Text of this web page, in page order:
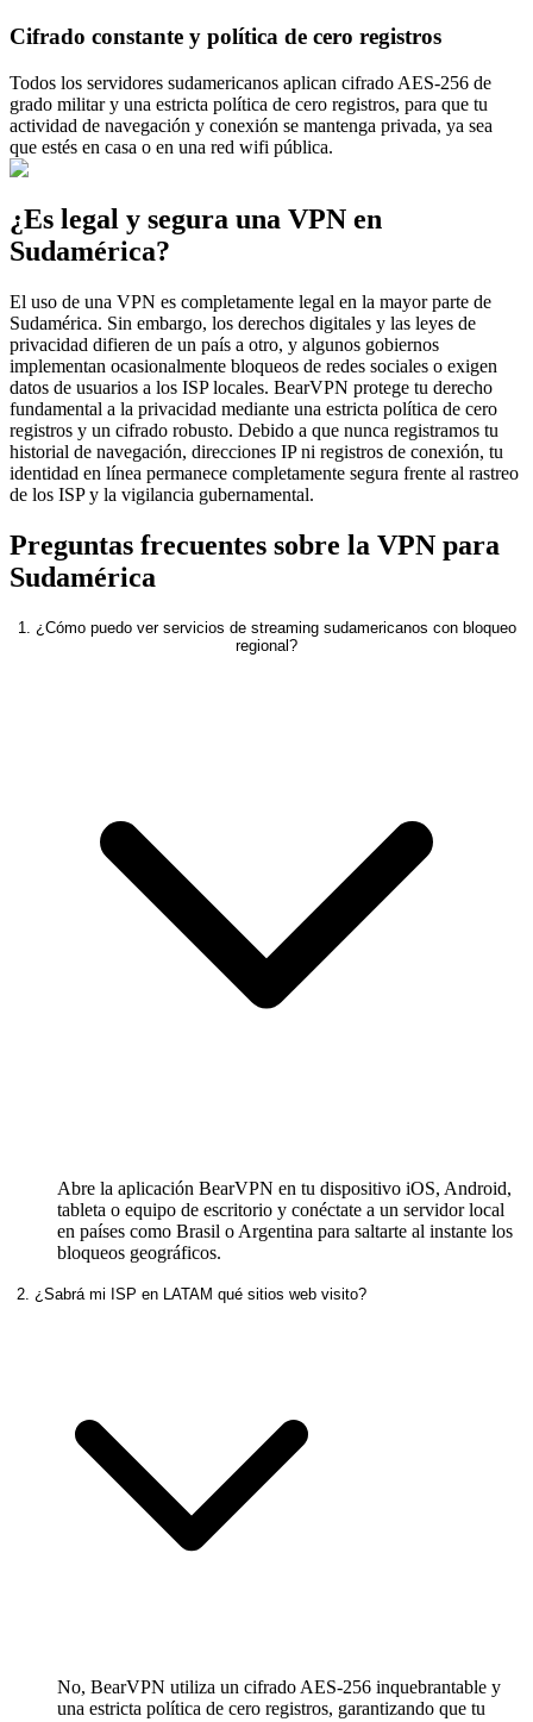
Cifrado constante y política de cero registros
Todos los servidores sudamericanos aplican cifrado AES-256 de
grado militar y una estricta política de cero registros, para que tu
actividad de navegación y conexión se mantenga privada, ya sea
que estés en casa o en una red wifi pública.
¿Es legal y segura una VPN en
Sudamérica?
El uso de una VPN es completamente legal en la mayor parte de
Sudamérica. Sin embargo, los derechos digitales y las leyes de
privacidad difieren de un país a otro, y algunos gobiernos
implementan ocasionalmente bloqueos de redes sociales o exigen
datos de usuarios a los ISP locales. BearVPN protege tu derecho
fundamental a la privacidad mediante una estricta política de cero
registros y un cifrado robusto. Debido a que nunca registramos tu
historial de navegación, direcciones IP ni registros de conexión, tu
identidad en línea permanece completamente segura frente al rastreo
de los ISP y la vigilancia gubernamental.
Preguntas frecuentes sobre la VPN para
Sudamérica
1. ¿Cómo puedo ver servicios de streaming sudamericanos con bloqueo
regional?
Abre la aplicación BearVPN en tu dispositivo iOS, Android,
tableta o equipo de escritorio y conéctate a un servidor local
en países como Brasil o Argentina para saltarte al instante los
bloqueos geográficos.
2. ¿Sabrá mi ISP en LATAM qué sitios web visito?
No, BearVPN utiliza un cifrado AES-256 inquebrantable y
una estricta política de cero registros, garantizando que tu